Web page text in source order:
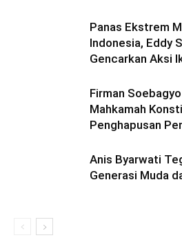
Panas Ekstrem
Indonesia, Eddy
Gencarkan Aksi
Firman
Mahkamah
Penghapusan
Anis Byarwati
Generasi Muda